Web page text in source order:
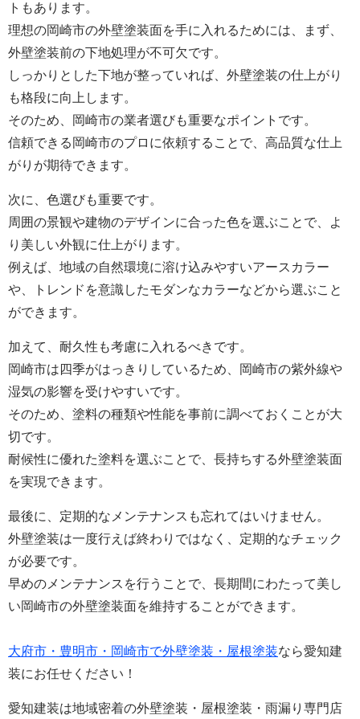
トもあります。
理想の岡崎市の外壁塗装面を手に入れるためには、まず、
外壁塗装前の下地処理が不可欠です。
しっかりとした下地が整っていれば、 外壁塗装の仕上がり
も格段に向上します。
そのため、岡崎市の業者選びも重要なポイントです。
信頼できる岡崎市のプロに依頼することで、高品質な仕上
がりが期待できます。
次に、色選びも重要です。
周囲の景観や建物のデザインに合った色を選ぶことで、よ
り美しい外観に仕上がります。
例えば、地域の自然環境に溶け込みやすいアースカラー
や、トレンドを意識したモダンなカラーなどから選ぶこと
ができます。
加えて、耐久性も考慮に入れるべきです。
岡崎市は四季がはっきりしているため、岡崎市の紫外線や
湿気の影響を受けやすいです。
そのため、塗料の種類や性能を事前に調べておくことが大
切です。
耐候性に優れた塗料を選ぶことで、長持ちする外壁塗装面
を実現できます。
最後に、定期的なメンテナンスも忘れてはいけません。
外壁塗装は一度行えば終わりではなく、定期的なチェック
が必要です。
早めのメンテナンスを行うことで、長期間にわたって美し
い岡崎市の外壁塗装面を維持することができます。
大府市・豊明市・岡崎市で外壁塗装・屋根塗装なら愛知建
装にお任せください！
愛知建装は地域密着の外壁塗装・屋根塗装・雨漏り専門店